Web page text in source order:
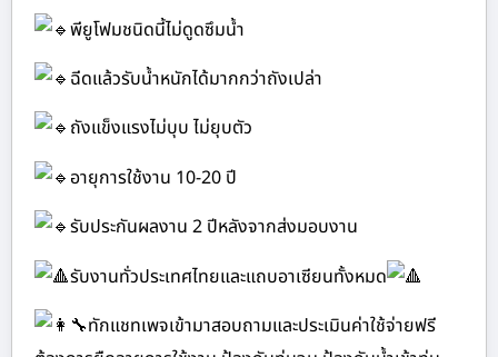
พียูโฟมชนิดนี้ไม่ดูดซึมน้ำ
ฉีดแล้วรับน้ำหนักได้มากกว่าถังเปล่า
ถังแข็งแรงไม่บุบ ไม่ยุบตัว
อายุการใช้งาน 10-20 ปี
รับประกันผลงาน 2 ปีหลังจากส่งมอบงาน
รับงานทั่วประเทศไทยและแถบอาเซียนทั้งหมด
ทักแชทเพจเข้ามาสอบถามและประเมินค่าใช้จ่ายฟรี